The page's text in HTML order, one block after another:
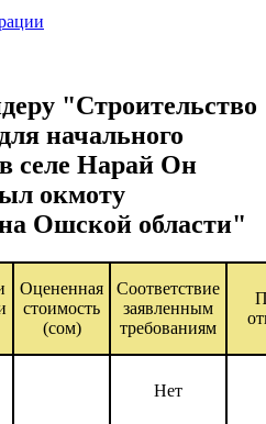
"Строительство
начального
селе Нарай Он
окмоту
Ошской области"
Оцененная
стоимость
(сом)
Соответствие
заявленным
требованиям
Нет